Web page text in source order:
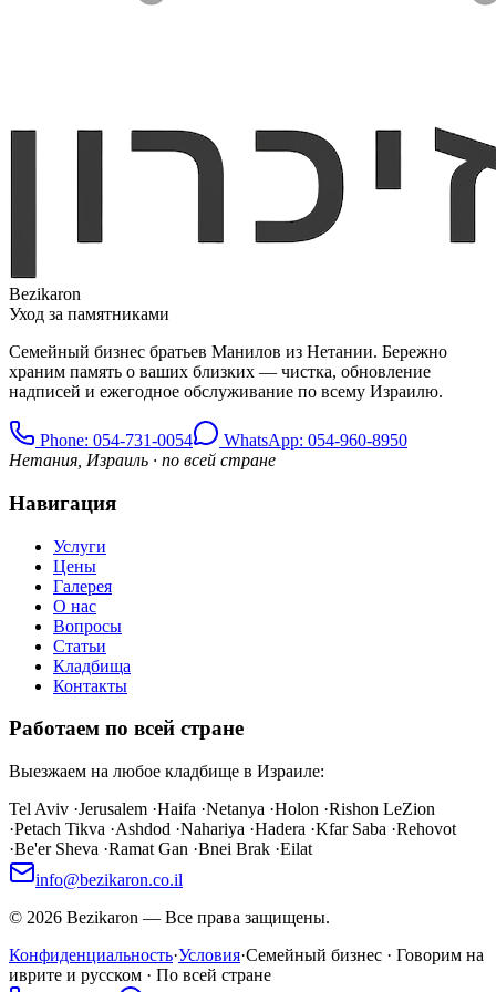
Bezikaron
Уход за памятниками
Семейный бизнес братьев Манилов из Нетании. Бережно
храним память о ваших близких — чистка, обновление
надписей и ежегодное обслуживание по всему Израилю.
Phone: 054-731-0054
WhatsApp: 054-960-8950
Нетания, Израиль · по всей стране
Навигация
Услуги
Цены
Галерея
О нас
Вопросы
Статьи
Кладбища
Контакты
Работаем по всей стране
Выезжаем на любое кладбище в Израиле:
Tel Aviv ·Jerusalem ·Haifa ·Netanya ·Holon ·Rishon LeZion
·Petach Tikva ·Ashdod ·Nahariya ·Hadera ·Kfar Saba ·Rehovot
·Be'er Sheva ·Ramat Gan ·Bnei Brak ·Eilat
info@bezikaron.co.il
© 2026 Bezikaron — Все права защищены.
Конфиденциальность·Условия·Семейный бизнес · Говорим на
иврите и русском · По всей стране